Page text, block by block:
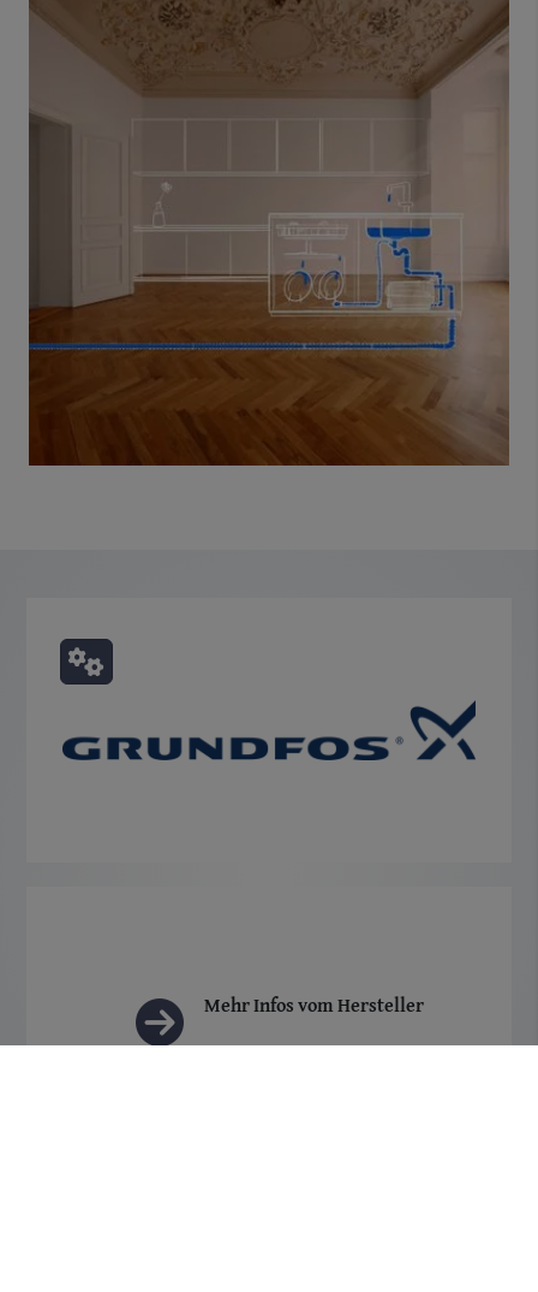
Mehr Infos vom Hersteller